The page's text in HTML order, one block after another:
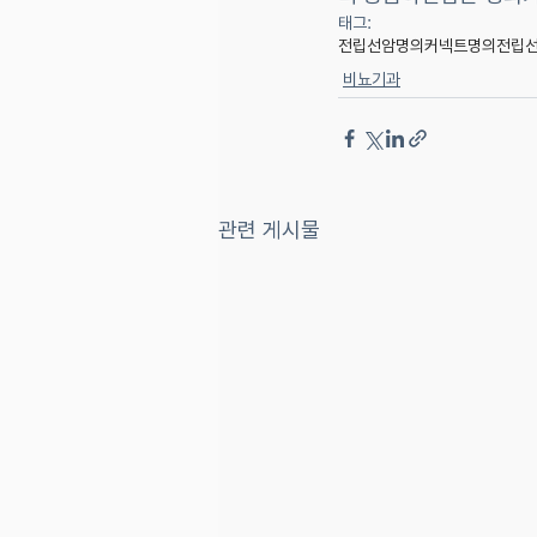
태그:
전립선암명의커넥트명의전립
비뇨기과
관련 게시물